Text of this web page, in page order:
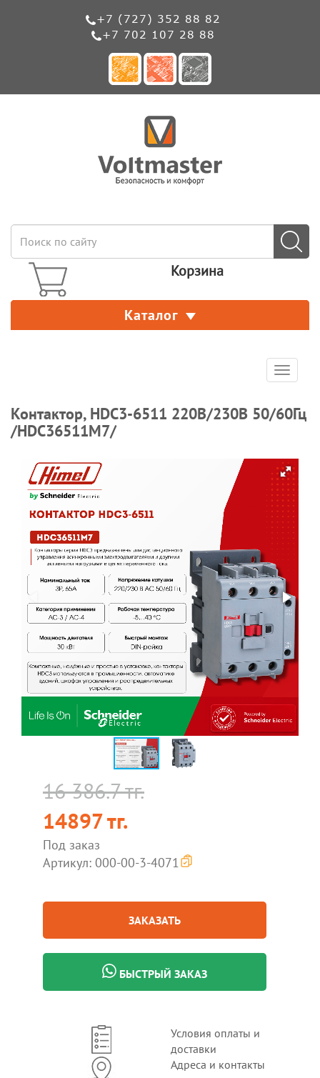
+7 (727) 352 88 82
+7 702 107 28 88
Корзина
Каталог
Toggle
Контактор, HDC3-6511 220В/230В 50/60Гц
/HDC36511M7/
16 386.7 тг.
14897 тг.
Под заказ
Артикул: 000-00-3-4071
ЗАКАЗАТЬ
БЫСТРЫЙ ЗАКАЗ
Условия оплаты и
доставки
Адреса и контакты